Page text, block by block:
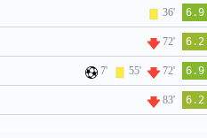
36' 6.9
72' 6.2
7' 55' 72' 6.9
83' 6.2